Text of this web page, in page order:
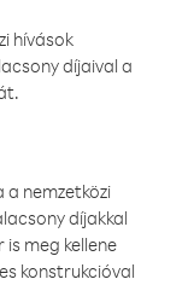
hívások
díjaival a
a nemzetközi
díjakkal
meg kellene
konstrukcióval